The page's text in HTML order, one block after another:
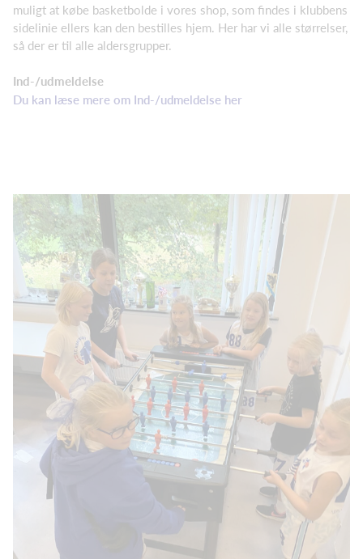
muligt at købe basketbolde i vores shop, som findes i klubbens
sidelinie ellers kan den bestilles hjem. Her har vi alle størrelser,
så der er til alle aldersgrupper.
Ind-/udmeldelse
Du kan læse mere om Ind-/udmeldelse her